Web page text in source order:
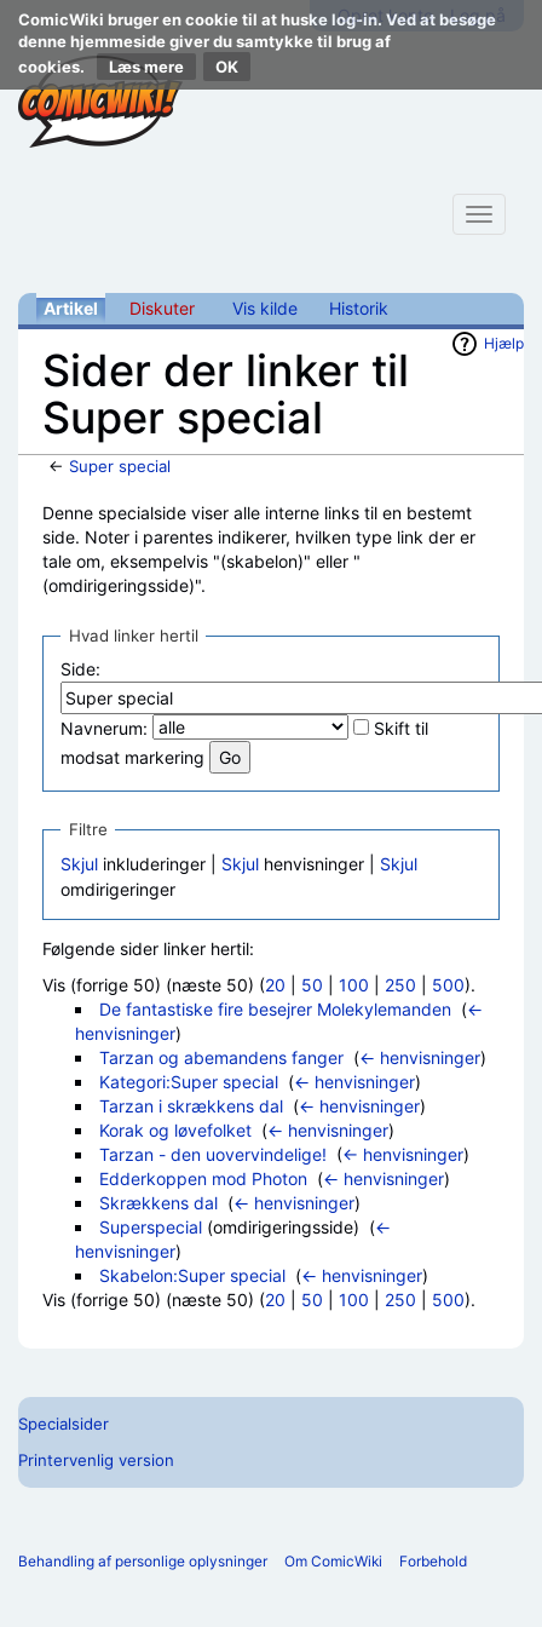
ComicWiki bruger en cookie til at huske log-in. Ved at besøge
denne hjemmeside giver du samtykke til brug af
cookies.
Læs mere
Opret konto Log på
Toggle
Artikel Diskuter Vis kilde Historik
Hjælp
Sider der linker til
Super special
← Super special
Denne specialside viser alle interne links til en bestemt
side. Noter i parentes indikerer, hvilken type link der er
tale om, eksempelvis "(skabelon)" eller "
(omdirigeringsside)".
Hvad linker hertil
Side:
Navnerum:
Skift til
modsat markering
Filtre
Skjul inkluderinger | Skjul henvisninger | Skjul
omdirigeringer
Følgende sider linker hertil:
Vis (forrige 50) (næste 50) (20 50 100 250 500).
De fantastiske fire besejrer Molekylemanden‎ (←
henvisninger)
Tarzan og abemandens fanger‎ (← henvisninger)
Kategori:Super special‎ (← henvisninger)
Tarzan i skrækkens dal‎ (← henvisninger)
Korak og løvefolket‎ (← henvisninger)
Tarzan - den uovervindelige! (← henvisninger)
Edderkoppen mod Photon‎ (← henvisninger)
Skrækkens dal‎ (← henvisninger)
Superspecial(omdirigeringsside) ‎ (←
henvisninger)
Skabelon:Super special‎ (← henvisninger)
Vis (forrige 50) (næste 50) (20 50 100 250 500).
Specialsider
Printervenlig version
Behandling af personlige oplysninger Om ComicWiki Forbehold